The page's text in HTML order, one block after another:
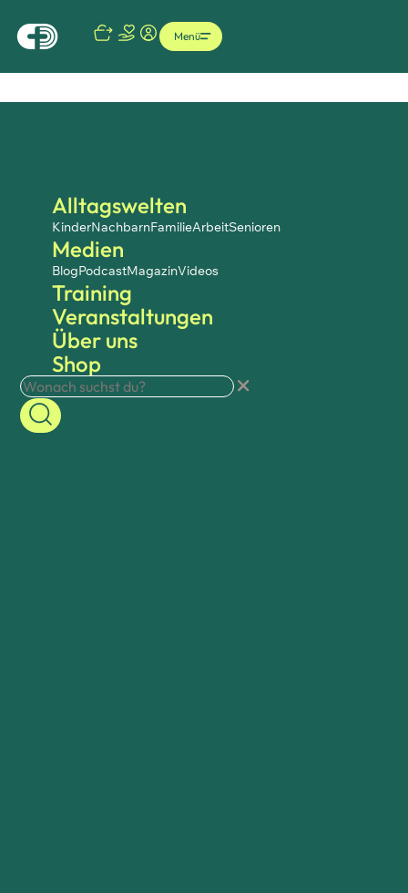
Alltagswelten
KinderNachbarnFamilieArbeitSenioren
Medien
BlogPodcastMagazinVideos
Training
Veranstaltungen
Über uns
Shop
Menü